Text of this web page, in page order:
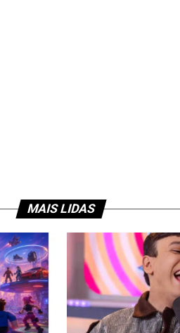
MAIS LIDAS